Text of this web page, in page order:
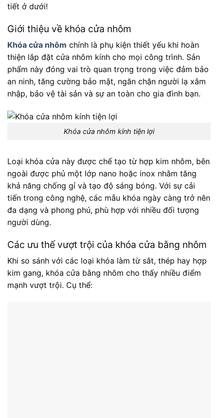
tiết ở dưới!
Giới thiệu về khóa cửa nhôm
Khóa cửa nhôm chính là phụ kiện thiết yếu khi hoàn
thiện lắp đặt cửa nhôm kính cho mọi công trình. Sản
phẩm này đóng vai trò quan trọng trong việc đảm bảo
an ninh, tăng cường bảo mật, ngăn chặn người lạ xâm
nhập, bảo vệ tài sản và sự an toàn cho gia đình bạn.
Khóa cửa nhôm kính tiện lợi
Loại khóa cửa này được chế tạo từ hợp kim nhôm, bên
ngoài được phủ một lớp nano hoặc inox nhằm tăng
khả năng chống gỉ và tạo độ sáng bóng. Với sự cải
tiến trong công nghệ, các mẫu khóa ngày càng trở nên
đa dạng và phong phú, phù hợp với nhiều đối tượng
người dùng.
Các ưu thế vượt trội của khóa cửa bằng nhôm
Khi so sánh với các loại khóa làm từ sắt, thép hay hợp
kim gang, khóa cửa bằng nhôm cho thấy nhiều điểm
mạnh vượt trội. Cụ thể: